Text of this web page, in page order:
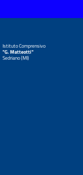
Istituto Comprensivo
"G. Matteotti"
Sedriano (MI)